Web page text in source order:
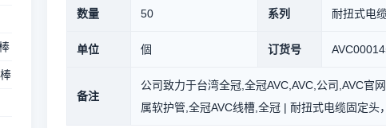
数量 50 系列 耐扭式电
单位 個 订货号
备注
公司致力于台湾全冠,全冠AVC,AVC,公司,AVC官
属软护管,全冠AVC线槽,全冠 | 耐扭式电缆固定